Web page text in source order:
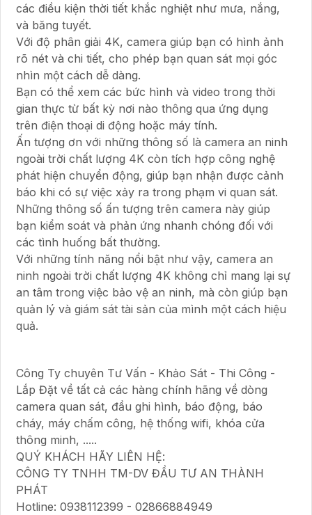
các điều kiện thời tiết khắc nghiệt như mưa, nắng,
và băng tuyết.
Với độ phân giải 4K, camera giúp bạn có hình ảnh
rõ nét và chi tiết, cho phép bạn quan sát mọi góc
nhìn một cách dễ dàng.
Bạn có thể xem các bức hình và video trong thời
gian thực từ bất kỳ nơi nào thông qua ứng dụng
trên điện thoại di động hoặc máy tính.
Ấn tượng ơn với những thông số là camera an ninh
ngoài trời chất lượng 4K còn tích hợp công nghệ
phát hiện chuyển động, giúp bạn nhận được cảnh
báo khi có sự việc xảy ra trong phạm vi quan sát.
Những thông số ấn tượng trên camera này giúp
bạn kiểm soát và phản ứng nhanh chóng đối với
các tình huống bất thường.
Với những tính năng nổi bật như vậy, camera an
ninh ngoài trời chất lượng 4K không chỉ mang lại sự
an tâm trong việc bảo vệ an ninh, mà còn giúp bạn
quản lý và giám sát tài sản của mình một cách hiệu
quả.
Công Ty chuyên Tư Vấn - Khảo Sát - Thi Công -
Lắp Đặt về tất cả các hàng chính hãng về dòng
camera quan sát, đầu ghi hình, báo động, báo
cháy, máy chấm công, hệ thống wifi, khóa cửa
thông minh, .....
QUÝ KHÁCH HÃY LIÊN HỆ:
CÔNG TY TNHH TM-DV ĐẦU TƯ AN THÀNH
PHÁT
Hotline: 0938112399 - 02866884949